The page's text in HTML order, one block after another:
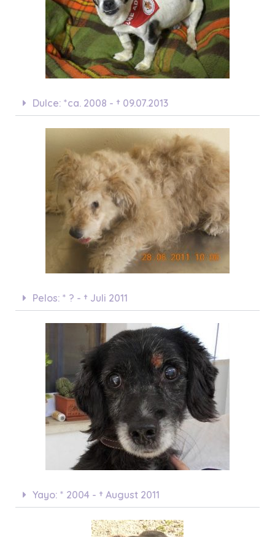
Dulce: *ca. 2008 - † 09.07.2013
Pelos: * ? - † Juli 2011
Yayo: * 2004 - † August 2011